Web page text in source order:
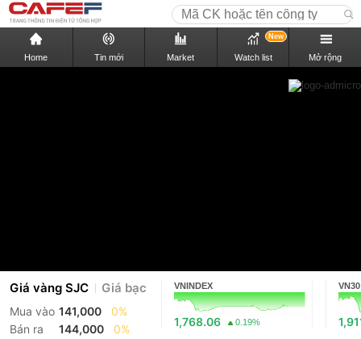
Home Tin mới Market Watch list
New
Mở rộng
Giá vàng SJC Giá bạc
Mua vào 141,000
0%
Bán ra
144,000 0%
VNINDEX
1,768.06 0.19%
VN30